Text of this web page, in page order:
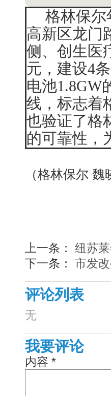
格林保尔
高新区龙门
侧、创生医
元，建设4
电池1.8GW
线，标志着
也验证了格
的可靠性，
（格林保尔 魏
上一条： 纽苏
下一条： 市发
评论列表
无
我要评论
内容 *